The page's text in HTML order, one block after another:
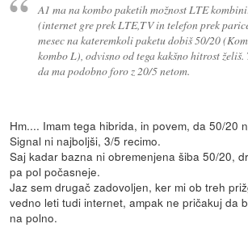
A1 ma na kombo paketih možnost LTE
(internet gre prek LTE,TV in telefon prek
mesec na kateremkoli paketu dobiš 50/20
kombo L), odvisno od tega kakšno hitrost želiš.
da ma podobno foro z 20/5 netom.
Hm.... Imam tega hibrida, in povem, da 50/20
Signal ni najboljši, 3/5 recimo.
Saj kadar bazna ni obremenjena šiba 50/20,
pa pol počasneje.
Jaz sem drugač zadovoljen, ker mi ob treh
vedno leti tudi internet, ampak ne pričakuj da
na polno.